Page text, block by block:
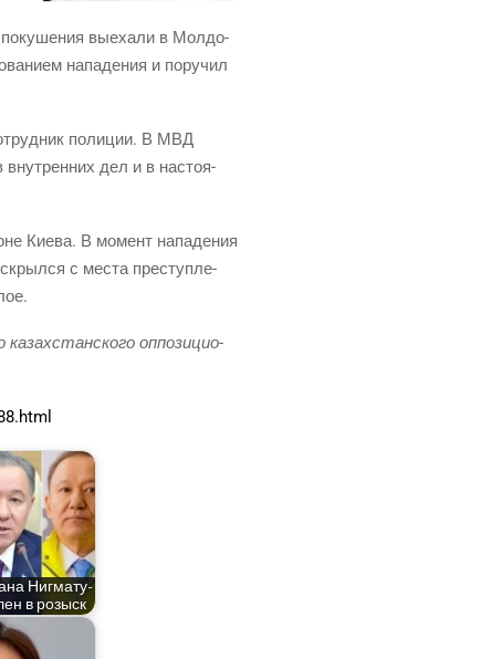
поку­ше­ния выеха­ли в Мол­до­
напа­де­ния и пору­чил
поли­ции. В МВД
внут­рен­них дел и в насто­я­
Кие­ва. В момент напа­де­ния
с места пре­ступ­ле­
оппо­зи­ци­о­
Ниг­ма­ту­
в розыск